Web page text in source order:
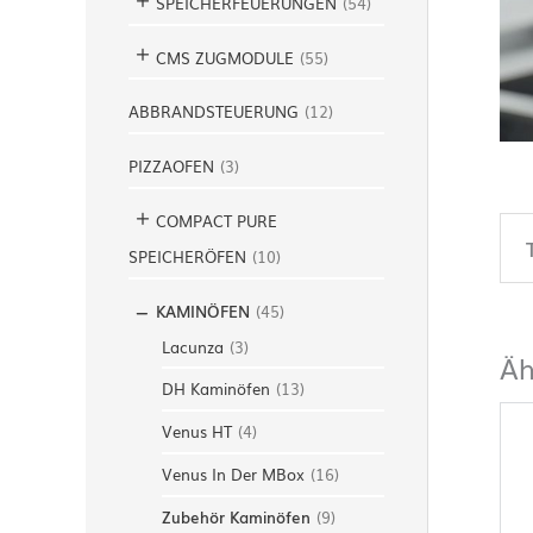
CMS ZUGMODULE (55)
ABBRANDSTEUERUNG (12)
PIZZAOFEN (3)
COMPACT PURE
SPEICHERÖFEN (10)
KAMINÖFEN (45)
Lacunza (3)
DH Kaminöfen (13)
Venus HT (4)
Venus In Der MBox (16)
Zubehör Kaminöfen (9)